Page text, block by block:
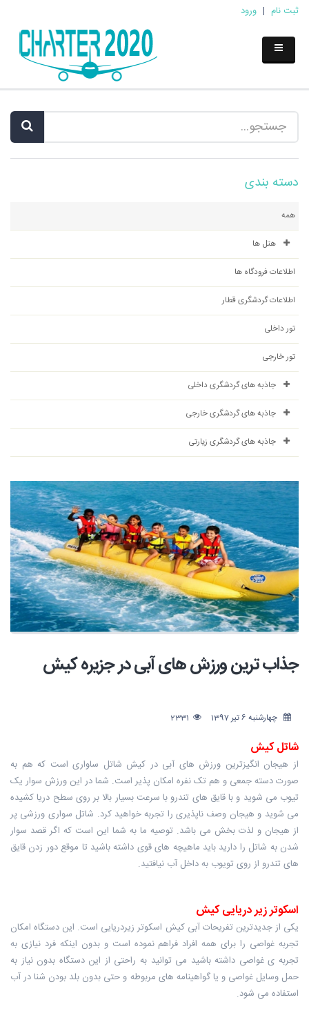
ثبت نام | ورود
دسته بندی
همه
هتل ها
اطلاعات فرودگاه ها
اطلاعات گردشگری قطار
تور داخلی
تور خارجی
جاذبه های گردشگری داخلی
جاذبه های گردشگری خارجی
جاذبه های گردشگری زیارتی
جذاب ترین ورزش های آبی در جزیره کیش
چهارشنبه 6 تیر 1397
شاتل کیش
از هیجان انگیزترین ورزش های آبی در کیش شاتل ساواری است که هم به
صورت دسته جمعی و هم تک نفره امکان پذیر است. شما در این ورزش سوار یک
تیوب می شوید و با قایق های تندرو با سرعت بسیار بالا بر روی سطح دریا کشیده
می شوید و هیجان وصف ناپذیری را تجربه خواهید کرد. شاتل سواری ورزشی پر
از هیجان و لذت بخش می باشد. توصیه ما به شما این است که اگر قصد سوار
شدن به شاتل را دارید باید ماهیچه های قوی داشته باشید تا موقع دور زدن قایق
های تندرو از روی تویوب به داخل آب نیافتید.
اسکوتر زیر دریایی کیش
یکی از جدیدترین تفریحات آبی کیش اسکوتر زیردریایی است. این دستگاه امکان
تجربه غواصی را برای همه افراد فراهم نموده است و بدون اینکه فرد نیازی به
تجربه ی غواصی داشته باشید می توانید به راحتی از این دستگاه بدون نیاز به
حمل وسایل غواصی و یا گواهینامه های مربوطه و حتی بدون بلد بودن شنا در آب
استفاده می شود.